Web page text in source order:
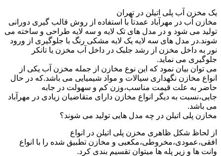
یک مخزن آب پلی اتیلن در تهران
مخازن آب در مهرآباد عمدتاً با استفاده از روش قالب گیری دورانی
تولید می شود و در مدل های تک لایه و سه لایه طراحی و ساخته می
شوند.در مدل های سه لایه یک لایه مشکی رنگ با جلوگیری از ورود
نور به داخل مخزن از رشد جلبک در داخل آب مخزن یا تانکر
جلوگیری می نماید.
می توان بیان نمود که این نوع مخازن از جمله مخزن آب یکی از
انواع مخازن نگهداری سیالات و مواد شیمیایی می باشد.که در حال
حاضر به علت قیمت مناسب،وزن کم و سهولت در جابه
جایی،نسبت به دیگر انواع مخازن دارای متقاضیان زیادی در مهرآباد
می باشد.
مخازن پلی اتیلن در چه مدل هایی تولید می شوند؟
از لحاظ شکل ظاهری مخزن پلی اتیلن در انواع
افقی،عمودی،مخروطی،مکعبی و مخازن تطبیق شده را با انواع
وانت ها و زیر پله ها میتوان تقسیم بندی کرد.